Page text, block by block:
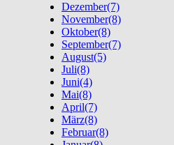
Dezember(7)
November(8)
Oktober(8)
September(7)
August(5)
Juli(8)
Juni(4)
Mai(8)
April(7)
März(8)
Februar(8)